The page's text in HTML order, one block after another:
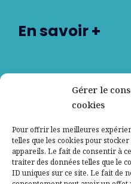
Gérer le
cookies
Pour offrir les meilleures
telles que les cookies pour
appareils. Le fait de consentir à
traiter des données telles que le
ID uniques sur ce site. Le fait de
En savoir +
Contactez-nous
Mentions légales